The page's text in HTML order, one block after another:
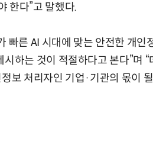
한다”고 말했다.
빠른 AI 시대에 맞는 안전한 개인
하는 것이 적절하다고 본다”며
보 처리자인 기업·기관의 몫이